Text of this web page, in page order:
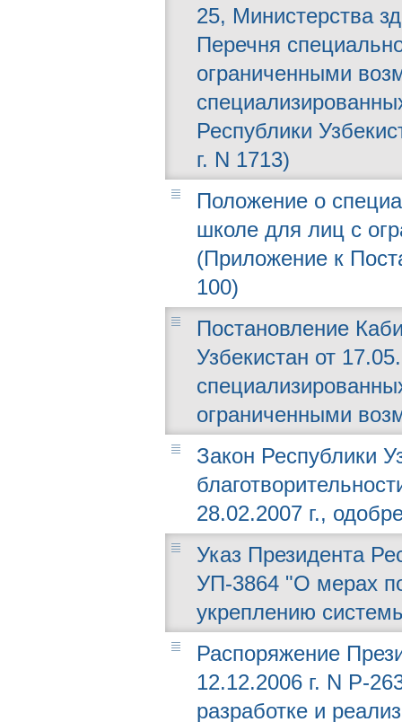
25, Министерства
Перечня
ограниченными
Республики
г. N 1713)
Положение о
школе для лиц с
(Приложение к
100)
Постановление
Узбекистан от
ограниченными
Закон Республики
28.02.2007 г.,
Указ Президента
УП-3864 "О мерах
укреплению
Распоряжение
12.12.2006 г. N Р-
разработке и